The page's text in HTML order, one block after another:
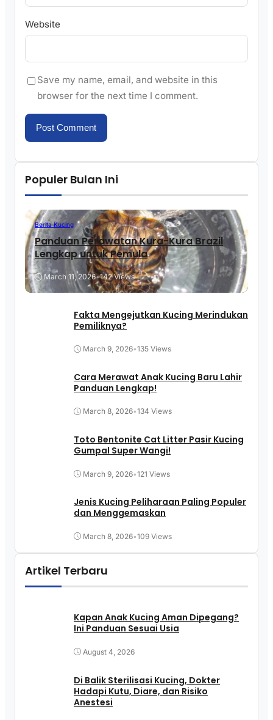
Website
Save my name, email, and website in this
browser for the next time I comment.
Populer Bulan Ini
Berita Kucing
Panduan Perawatan Kura-Kura Brazil
Lengkap untuk Pemula
March 11, 2026•142 Views
Fakta Mengejutkan Kucing Merindukan
Pemiliknya?
March 9, 2026•135 Views
Cara Merawat Anak Kucing Baru Lahir
Panduan Lengkap!
March 8, 2026•134 Views
Toto Bentonite Cat Litter Pasir Kucing
Gumpal Super Wangi!
March 9, 2026•121 Views
Jenis Kucing Peliharaan Paling Populer
dan Menggemaskan
March 8, 2026•109 Views
Artikel Terbaru
Kapan Anak Kucing Aman Dipegang?
Ini Panduan Sesuai Usia
August 4, 2026
Di Balik Sterilisasi Kucing, Dokter
Hadapi Kutu, Diare, dan Risiko
Anestesi